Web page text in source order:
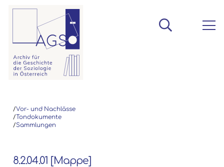
/Vor- und Nachlässe
/Tondokumente
/Sammlungen
8.2.04.01 [Mappe]